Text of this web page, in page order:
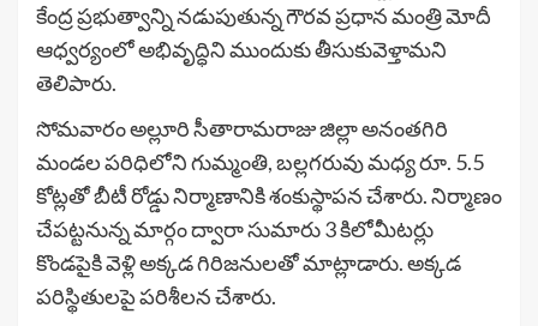
కేంద్ర ప్రభుత్వాన్ని నడుపుతున్న గౌరవ ప్రధాన మంత్రి మోదీ
ఆధ్వర్యంలో అభివృద్ధిని ముందుకు తీసుకువెళ్తామని
తెలిపారు.
సోమవారం అల్లూరి సీతారామరాజు జిల్లా అనంతగిరి
మండల పరిధిలోని గుమ్మంతి, బల్లగరువు మధ్య రూ. 5.5
కోట్లతో బీటీ రోడ్డు నిర్మాణానికి శంకుస్థాపన చేశారు. నిర్మాణం
చేపట్టనున్న మార్గం ద్వారా సుమారు 3 కిలోమీటర్లు
కొండపైకి వెళ్లి అక్కడ గిరిజనులతో మాట్లాడారు. అక్కడ
పరిస్థితులపై పరిశీలన చేశారు.